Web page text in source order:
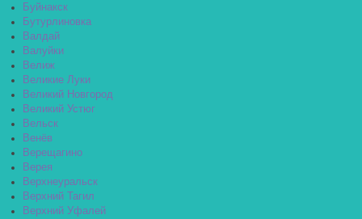
Буйнакск
Бутурлиновка
Валдай
Валуйки
Велиж
Великие Луки
Великий Новгород
Великий Устюг
Вельск
Венёв
Верещагино
Верея
Верхнеуральск
Верхний Тагил
Верхний Уфалей